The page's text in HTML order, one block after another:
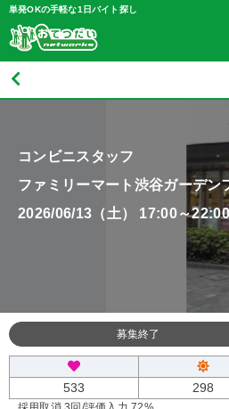
単発OKの手軽な1日バイト探し
コンビニスタッフ
ファミリーマート渋谷ガーデン
2026/06/13（土） 17:00～22:00
募集終了
533 298